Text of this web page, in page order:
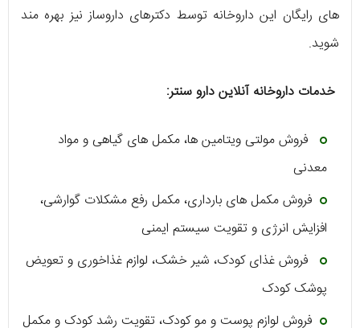
‌های رایگان این داروخانه توسط دکترهای داروساز نیز بهره‌ مند
شوید.
خدمات داروخانه آنلاین دارو سنتر:
فروش مولتی ویتامین ‌ها، مکمل ‌های گیاهی و مواد
معدنی
فروش مکمل‌ های بارداری، مکمل رفع مشکلات گوارشی،
افزایش انرژی و تقویت سیستم ایمنی
فروش غذای کودک، شیر خشک، لوازم غذاخوری و تعویض
پوشک کودک
فروش لوازم پوست و مو کودک، تقویت رشد کودک و مکمل